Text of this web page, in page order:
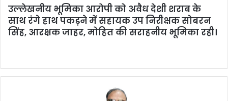
उल्लेखनीय भूमिका आरोपी को अवैध देशी शराब के
साथ रंगे हाथ पकड़ने में सहायक उप निरीक्षक सोबरन
सिंह, आरक्षक जाहर, मोहित की सराहनीय भूमिका रही।